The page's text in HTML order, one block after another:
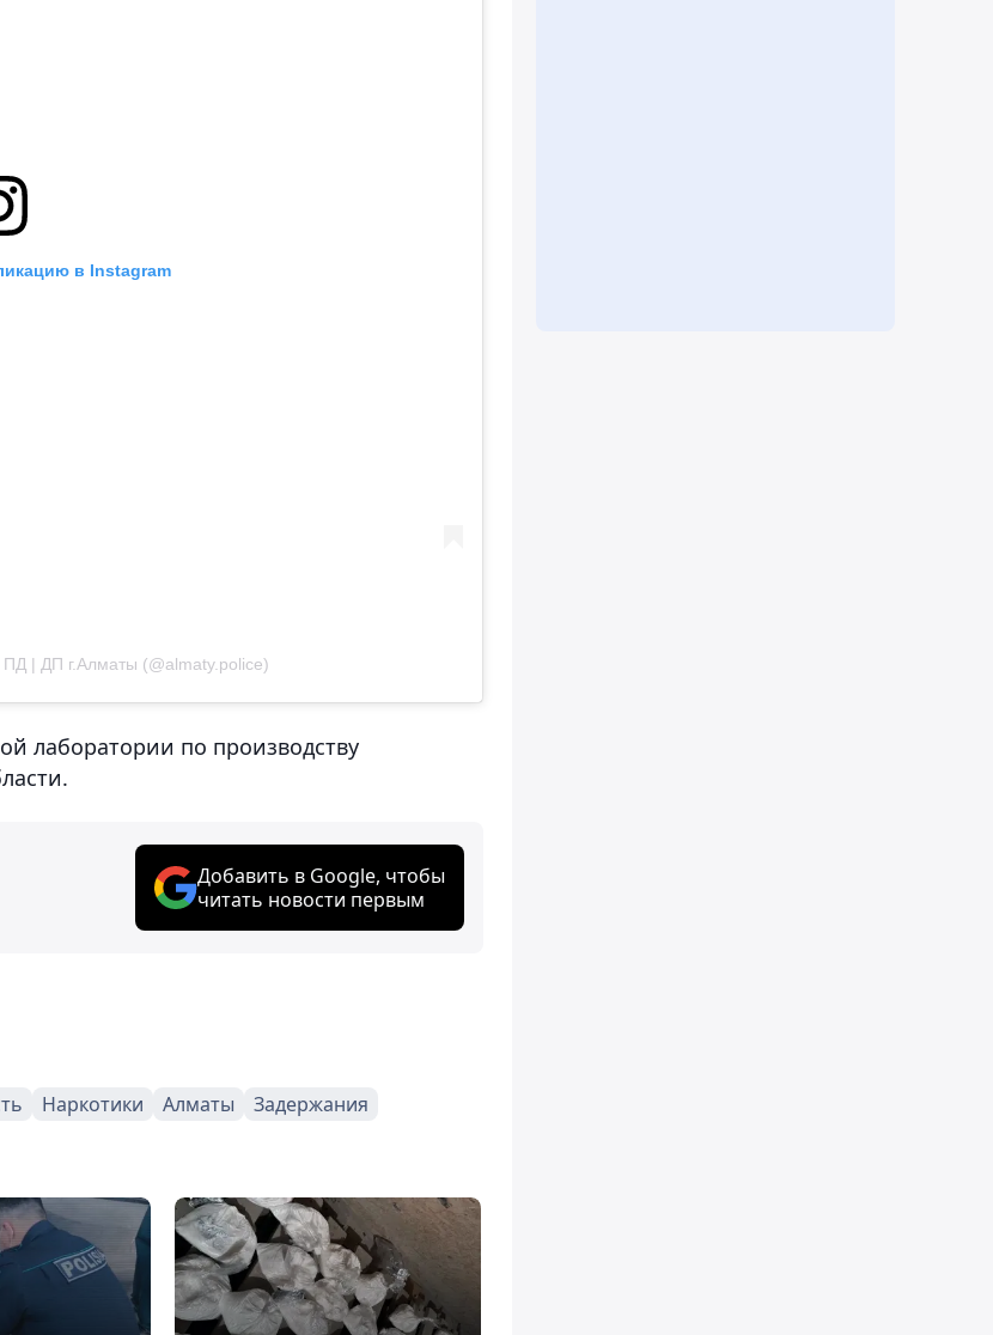
в Instagram
| ДП г.Алматы (@almaty.police)
лаборатории по производству
Добавить в Google, чтобы
читать новости первым
Наркотики Алматы Задержания